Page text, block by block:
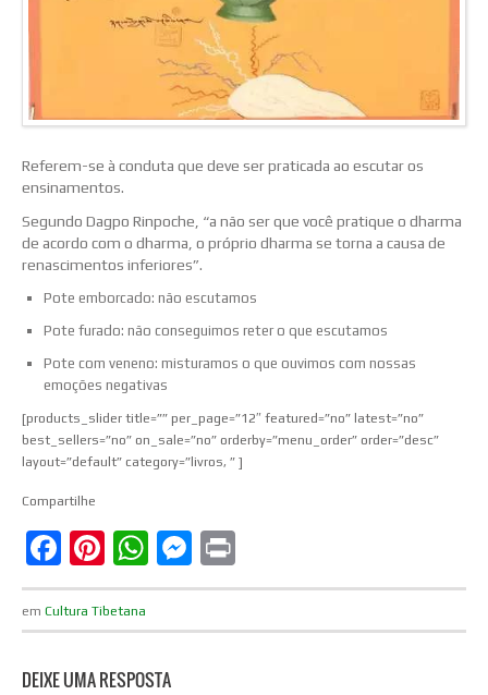
Referem-se à conduta que deve ser praticada ao escutar os
ensinamentos.
Segundo Dagpo Rinpoche, “a não ser que você pratique o dharma
de acordo com o dharma, o próprio dharma se torna a causa de
renascimentos inferiores”.
Pote emborcado: não escutamos
Pote furado: não conseguimos reter o que escutamos
Pote com veneno: misturamos o que ouvimos com nossas
emoções negativas
[products_slider title=”” per_page=”12″ featured=”no” latest=”no”
best_sellers=”no” on_sale=”no” orderby=”menu_order” order=”desc”
layout=”default” category=”livros, ” ]
Compartilhe
Facebook
Pinterest
WhatsApp
Messenger
em Cultura Tibetana
DEIXE UMA RESPOSTA